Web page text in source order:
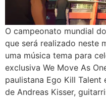
O campeonato mundial
que será realizado neste
uma música tema para
exclusiva We Move As
paulistana Ego Kill
de Andreas Kisser,